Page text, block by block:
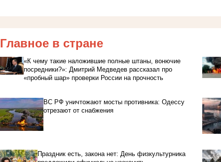
Главное в стране
«К чему такие наложившие полные штаны, вонючие
посредники?»: Дмитрий Медведев рассказал про
«пробный шар» проверки России на прочность
ВС РФ уничтожают мосты противника: Одессу
отрезают от снабжения
Праздник есть, закона нет: День физкультурника